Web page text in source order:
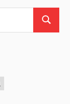
Search